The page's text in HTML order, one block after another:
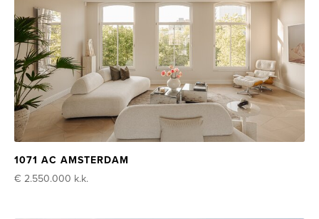
1071 AC AMSTERDAM
€ 2.550.000 k.k.